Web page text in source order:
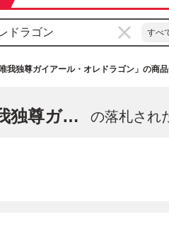
すべ
我独尊ガイアール・オレドラゴン」の商
「勝利のリュウセイ・カイザー／唯我独尊ガイアール・オレドラゴン」 の落札され